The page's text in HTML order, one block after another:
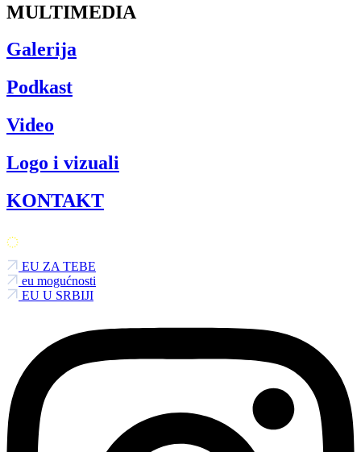
MULTIMEDIA
Galerija
Podkast
Video
Logo i vizuali
KONTAKT
EU ZA TEBE
eu mogućnosti
EU U SRBIJI